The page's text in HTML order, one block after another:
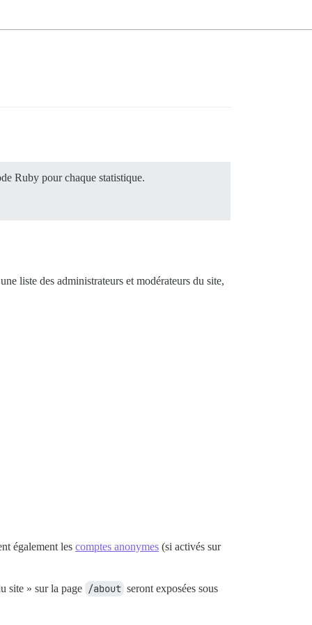
Ruby pour chaque statistique.
liste des administrateurs et modérateurs du site,
également les comptes anonymes (si activés sur
site » sur la page /about seront exposées sous